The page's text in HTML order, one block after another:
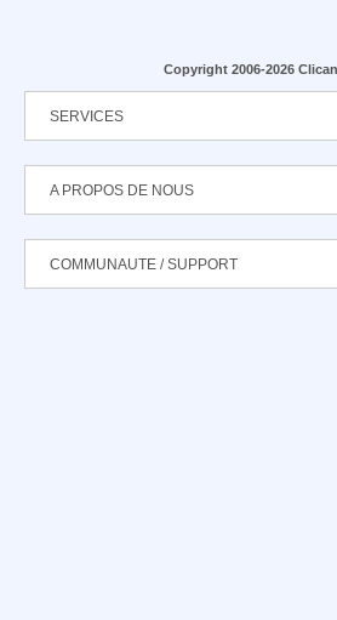
Copyright 2006-2026
SERVICES
A PROPOS DE NOUS
COMMUNAUTE / SUPPORT